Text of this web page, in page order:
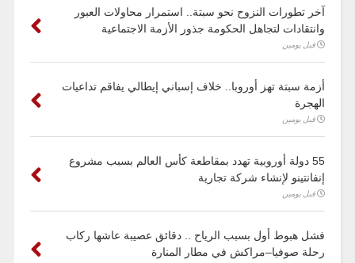
آخر تطورات النزوح نحو سبتة.. استمرار محاولات العبور
وانتقادات لتجاهل الحكومة جذور الأزمة الاجتماعية
قبل يومين
أزمة سبتة تهز أوروبا.. خلاف إسباني إيطالي يفاقم تداعيات
الهجرة
قبل يومين
55 دولة أوروبية تهدد بمقاطعة كأس العالم بسبب مشروع
إنفانتينو لإنشاء شركة تجارية
قبل يومين
فشل هبوط أول بسبب الرياح .. دقائق عصيبة عاشها ركاب
رحلة صوفيا–مراكش في مطار المنارة